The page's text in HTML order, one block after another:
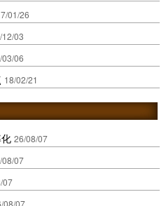
01/26
03
06
18/02/21
26/08/07
08/07
07
08/07